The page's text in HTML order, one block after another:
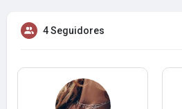
4 Seguidores